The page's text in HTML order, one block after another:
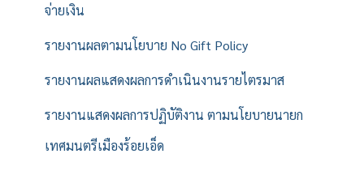
จ่ายเงิน
รายงานผลตามนโยบาย No Gift Policy
รายงานผลแสดงผลการดำเนินงานรายไตรมาส
รายงานแสดงผลการปฏิบัติงาน ตามนโยบายนายก
เทศมนตรีเมืองร้อยเอ็ด